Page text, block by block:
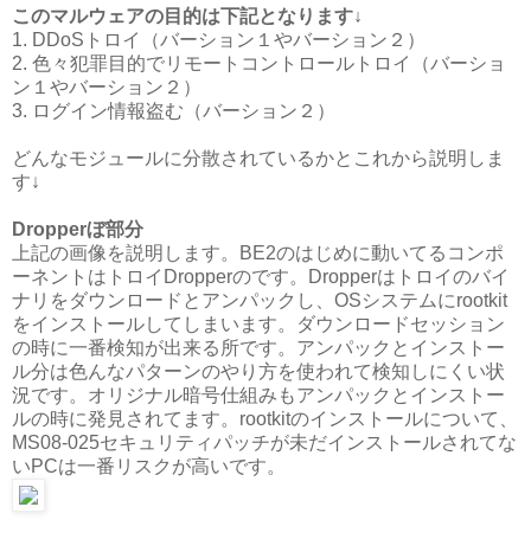
このマルウェアの目的は下記となります↓
1. DDoSトロイ（バーション１やバーション２）
2. 色々犯罪目的でリモートコントロールトロイ（バーショ
ン１やバーション２）
3. ログイン情報盗む（バーション２）
どんなモジュールに分散されているかとこれから説明しま
す↓
Dropperぼ部分
上記の画像を説明します。BE2のはじめに動いてるコンポ
ーネントはトロイDropperのです。Dropperはトロイのバイ
ナリをダウンロードとアンパックし、OSシステムにrootkit
をインストールしてしまいます。ダウンロードセッション
の時に一番検知が出来る所です。アンパックとインストー
ル分は色んなパターンのやり方を使われて検知しにくい状
況です。オリジナル暗号仕組みもアンパックとインストー
ルの時に発見されてます。rootkitのインストールについて、
MS08-025セキュリティパッチが未だインストールされてな
いPCは一番リスクが高いです。